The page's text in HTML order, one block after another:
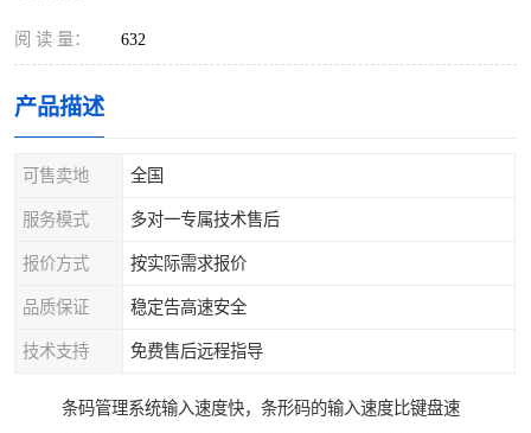
阅 读 量： 632
产品描述
可售卖地 全国
服务模式 多对一专属技术售后
报价方式 按实际需求报价
品质保证 稳定告高速安全
技术支持 免费售后远程指导
条码管理系统输入速度快，条形码的输入速度比键盘速